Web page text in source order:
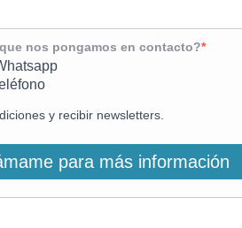
nos pongamos en contacto?
y recibir newsletters.
para más información